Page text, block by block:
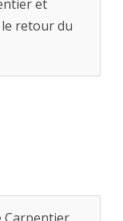
et
retour du